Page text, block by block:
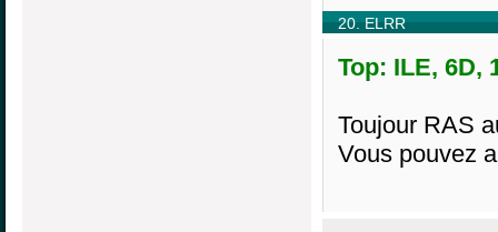
20. ELRR
Top: ILE, 6D,
Toujour RAS
Vous pouvez